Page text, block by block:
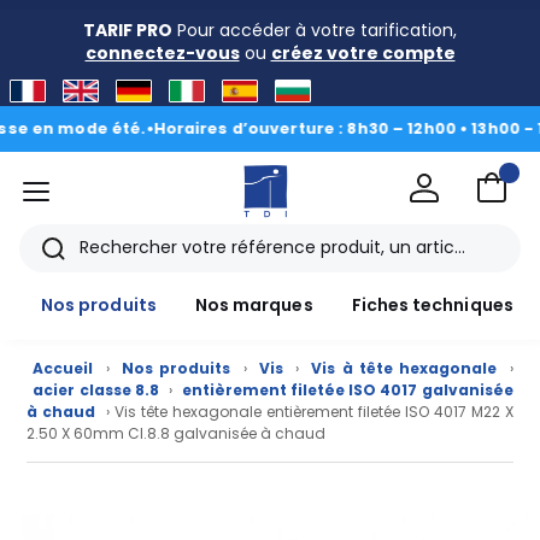
TARIF PRO Pour accéder à votre tarification,
connectez-vousou créez votre compte
mode été.•Horaires d’ouverture : 8h30 – 12h00 • 13h00 - 16h30
menu
Rechercher
Nos produits
Nos marques Fiches techniques
Accueil › Nos produits › Vis › Vis à tête hexagonale
›
acier classe 8.8 › entièrement filetée ISO 4017 galvanisée
à chaud
› Vis tête hexagonale entièrement filetée ISO 4017 M22 X
2.50 X 60mm Cl.8.8 galvanisée à chaud